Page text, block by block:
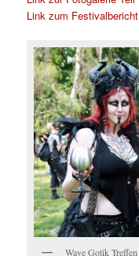
Link zum Festivalbericht
Wave Gotik Treffen